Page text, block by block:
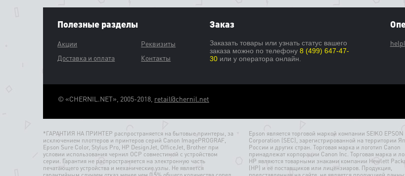
Полезные разделы
Акции
Доставка и оплата
Реквизиты
Контакты
Заказ
Заказать товары или узнать статус вашего
заказа можно по телефону 8 (499) 647-47-
30или у оператора онлайн.
© «CHERNIL.NET», 2005-2018, retail@chernil.net
*ГАРАНТИЯ НА ПРИНТЕР распространяется на бытовые принтеры, за
исключением плоттеров и принтеров серий Canon ImagePROGRAF,
Epson Sure Color, Stylus Pro, HP DesignJet, OfficeJet, Brother при
условии использования чернил OCP совместимой с устройством
серии. Гарантия не распространяется на электронную часть
печатающего устройства и механические узлы. Не является
Epson является торговой маркой компании SEIKO EPSON
Corporation (SEC), зарегистрированной на территории
России и других стран. Торговая марка и логотип Canon
принадлежат корпорации Canon Inc. Торговая марка и
HP являются товарными знаками компании Hewlett
(HP) и её поставщиков или лицензиаров. Продукция,